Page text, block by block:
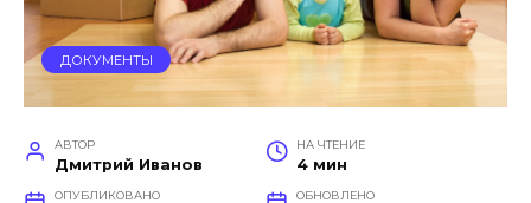
ДОКУМЕНТЫ
АВТОР
Дмитрий Иванов
НА ЧТЕНИЕ
4 мин
ОПУБЛИКОВАНО ОБНОВЛЕНО